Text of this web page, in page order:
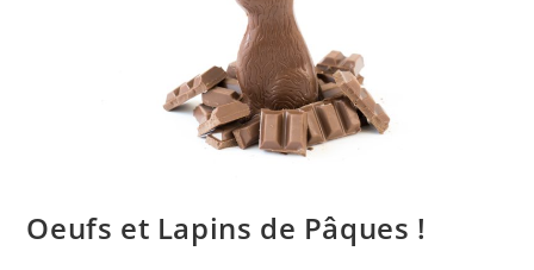
Oeufs et Lapins de Pâques !